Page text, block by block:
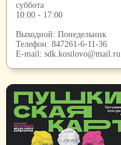
суббота
10:00 - 17:00
Выходной: Понедельник
Телефон: 847261-6-11-36
E-mail: sdk.kosilovo@mail.ru